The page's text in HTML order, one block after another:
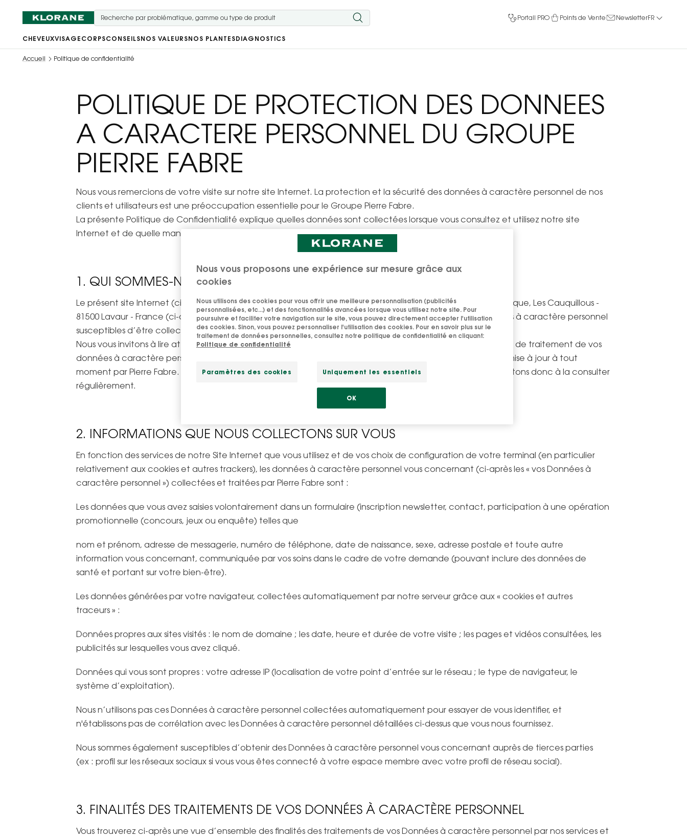
Portail PRO Points de Vente NewsletterFR
CHEVEUXVISAGE CORPSCONSEILSNOS VALEURSNOS PLANTESDIAGNOSTICS
Accueil Politique de confidentialité
POLITIQUE DE PROTECTION DES DONNEES
A CARACTERE PERSONNEL DU GROUPE
PIERRE FABRE
Nous vous remercions de votre visite sur notre site Internet. La protection et la sécurité des données à caractère personnel de nos
clients et utilisateurs est une préoccupation essentielle pour le Groupe Pierre Fabre.
La présente Politique de Confidentialité explique quelles données sont collectées lorsque vous consultez et utilisez notre site
Internet et de quelle manière elles sont traitées.
1. QUI SOMMES-NOUS ?
Le présent site Internet (ci-après le « www.klorane.com/ch-fr »), est exploité par Pierre Fabre Dermo-Cosmetique, Les Cauquillous -
81500 Lavaur - France (ci-après « Pierre Fabre » ou « Nous ») qui est le responsable de traitement des données à caractère personnel
susceptibles d’être collectées auprès de vous sur le Site Internet aux fins décrites ci-dessous.
Nous vous invitons à lire attentivement la présente Politique de Confidentialité pour connaître les conditions de traitement de vos
données à caractère personnel lorsque vous consultez notre Site Internet. Veuillez noter qu’elle peut être mise à jour à tout
moment par Pierre Fabre. La date de la mise à jour la plus récente apparaîtra sur cette page. Nous vous invitons donc à la consulter
régulièrement.
2. INFORMATIONS QUE NOUS COLLECTONS SUR VOUS
En fonction des services de notre Site Internet que vous utilisez et de vos choix de configuration de votre terminal (en particulier
relativement aux cookies et autres trackers), les données à caractère personnel vous concernant (ci-après les « vos Données à
caractère personnel ») collectées et traitées par Pierre Fabre sont :
Les données que vous avez saisies volontairement dans un formulaire (inscription newsletter, contact, participation à une opération
promotionnelle (concours, jeux ou enquête) telles que
nom et prénom, adresse de messagerie, numéro de téléphone, date de naissance, sexe, adresse postale et toute autre
information vous concernant, communiquée par vos soins dans le cadre de votre demande (pouvant inclure des données de
santé et portant sur votre bien-être).
Les données générées par votre navigateur, collectées automatiquement par notre serveur grâce aux « cookies et autres
traceurs » :
Données propres aux sites visités : le nom de domaine ; les date, heure et durée de votre visite ; les pages et vidéos consultées, les
publicités sur lesquelles vous avez cliqué.
Données qui vous sont propres : votre adresse IP (localisation de votre point d’entrée sur le réseau ; le type de navigateur, le
système d’exploitation).
Nous n’utilisons pas ces Données à caractère personnel collectées automatiquement pour essayer de vous identifier, et
n'établissons pas de corrélation avec les Données à caractère personnel détaillées ci-dessus que vous nous fournissez.
Nous sommes également susceptibles d’obtenir des Données à caractère personnel vous concernant auprès de tierces parties
(ex : profil sur les réseaux sociaux si vous vous êtes connecté à votre espace membre avec votre profil de réseau social).
3. FINALITÉS DES TRAITEMENTS DE VOS DONNÉES À CARACTÈRE PERSONNEL
Vous trouverez ci-après une vue d’ensemble des finalités des traitements de vos Données à caractère personnel par nos services et
Nous vous proposons une expérience sur mesure grâce aux
cookies
Nous utilisons des cookies pour vous offrir une meilleure personnalisation (publicités
personnalisées, etc...) et des fonctionnalités avancées lorsque vous utilisez notre site. Pour
poursuivre et faciliter votre navigation sur le site, vous pouvez directement accepter l'utilisation
des cookies. Sinon, vous pouvez personnaliser l'utilisation des cookies. Pour en savoir plus sur le
traitement de données personnelles, consultez notre politique de confidentialité en cliquant:
Politique de confidentialité
Paramètres des cookies Uniquement les essentiels
OK